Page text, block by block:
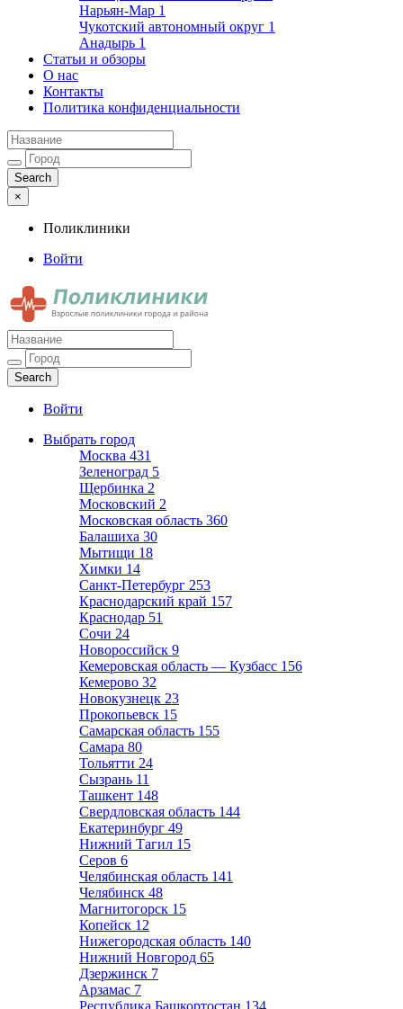
Нарьян-Мар 1
Чукотский автономный округ 1
Анадырь 1
Статьи и обзоры
О нас
Контакты
Политика конфиденциальности
×
Поликлиники
Войти
Поликлиники
Взрослые поликлиники города и района
Войти
Выбрать город
Москва 431
Зеленоград 5
Щербинка 2
Московский 2
Московская область 360
Балашиха 30
Мытищи 18
Химки 14
Санкт-Петербург 253
Краснодарский край 157
Краснодар 51
Сочи 24
Новороссийск 9
Кемеровская область — Кузбасс 156
Кемерово 32
Новокузнецк 23
Прокопьевск 15
Самарская область 155
Самара 80
Тольятти 24
Сызрань 11
Ташкент 148
Свердловская область 144
Екатеринбург 49
Нижний Тагил 15
Серов 6
Челябинская область 141
Челябинск 48
Магнитогорск 15
Копейск 12
Нижегородская область 140
Нижний Новгород 65
Дзержинск 7
Арзамас 7
Республика Башкортостан 134